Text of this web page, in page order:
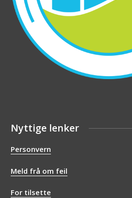
Nyttige lenker
Personvern
Meld frå om feil
For tilsette